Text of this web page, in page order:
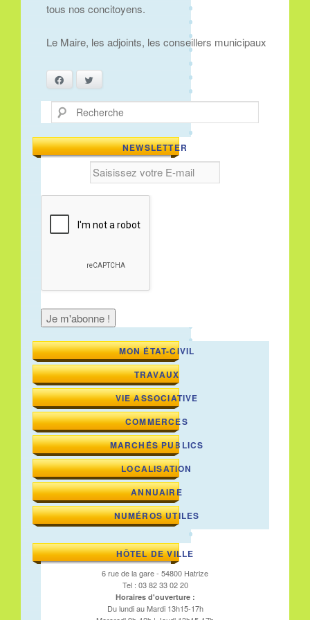
tous nos concitoyens.
Le Maire, les adjoints, les conseillers municipaux
Facebook
Recherche
NEWSLETTER
MON ÉTAT-CIVIL
TRAVAUX
VIE ASSOCIATIVE
COMMERCES
MARCHÉS PUBLICS
LOCALISATION
ANNUAIRE
NUMÉROS UTILES
HÔTEL DE VILLE
6 rue de la gare - 54800 Hatrize
Tel : 03 82 33 02 20
Horaires d'ouverture :
Du lundi au Mardi 13h15-17h